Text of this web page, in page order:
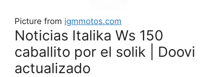
Picture from igmmotos.com
Noticias Italika Ws 150
caballito por el solik | Doovi
actualizado